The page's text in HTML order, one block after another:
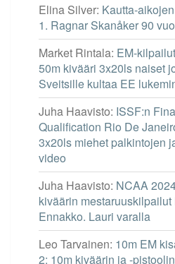
Elina Silver: Kautta-
1. Ragnar Skanåker 90
Market Rintala: EM-
50m kivääri 3x20ls naiset
Sveitsille kultaa EE
Juha Haavisto: ISSF:n
Qualification Rio De
3x20ls miehet palkintojen
video
Juha Haavisto: NCAA
kiväärin mestaruuskilpailut
Ennakko. Lauri varalla
Leo Tarvainen: 10m EM
2: 10m kiväärin ja -